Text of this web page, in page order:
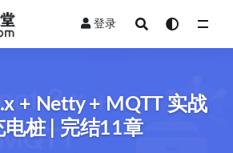
登录
+ Netty + MQTT 实战
桩 | 完结11章